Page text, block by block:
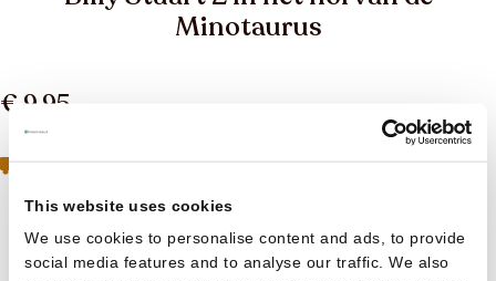
This website uses cookies
We use cookies to personalise content and ads, to provide
social media features and to analyse our traffic. We also
Minotaurus
€ 9,95
Toch geïnteresseerd?
Niet op voorraad